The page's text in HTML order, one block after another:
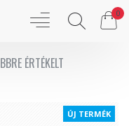
0
ÉRTÉKELT
ÚJ TERMÉK